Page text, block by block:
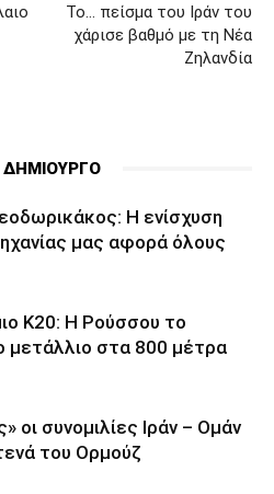
Το… πείσμα του Ιράν του
χάρισε βαθμό με τη Νέα
Ζηλανδία
Η ενίσχυση
μας αφορά όλους
Κ20: Η Ρούσσου το
μετάλλιο στα 800 μέτρα
οι συνομιλίες Ιράν – Ομάν
του Ορμούζ